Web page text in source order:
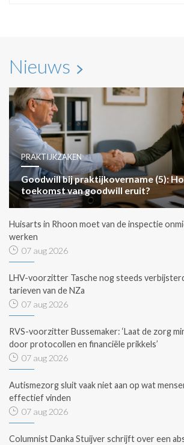
Nieuws
PRAKTIJKZAKEN
Goodwill bij praktijkovername (5):
toekomst van goodwill eruit?
Huisarts in Rhoon moet van de inspectie
werken
07 aug 2026
LHV-voorzitter Tasche nog steeds
tarieven van de NZa
07 aug 2026
RVS-voorzitter Bussemaker: ‘Laat de zorg
door protocollen en financiële prikkels’
07 aug 2026
Autismezorg sluit vaak niet aan op wat
effectief vinden
07 aug 2026
Columnist Danka Stuijver schrijft over een